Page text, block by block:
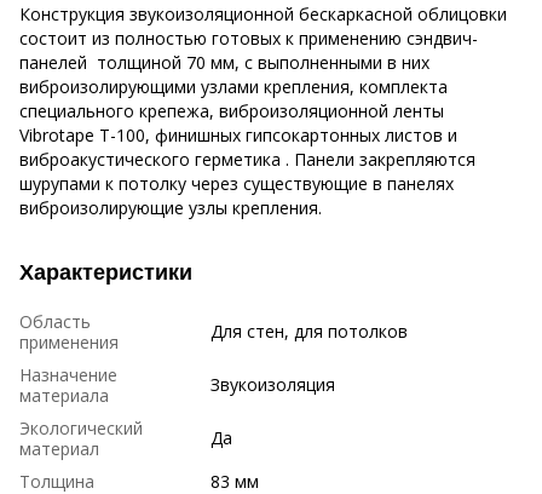
Конструкция звукоизоляционной бескаркасной облицовки
состоит из полностью готовых к применению сэндвич-
панелей толщиной 70 мм, с выполненными в них
виброизолирующими узлами крепления, комплекта
специального крепежа, виброизоляционной ленты
Vibrotape T-100, финишных гипсокартонных листов и
виброакустического герметика . Панели закрепляются
шурупами к потолку через существующие в панелях
виброизолирующие узлы крепления.
Характеристики
Область
применения
Для стен, для потолков
Назначение
материала
Звукоизоляция
Экологический
материал
Да
Толщина
83 мм